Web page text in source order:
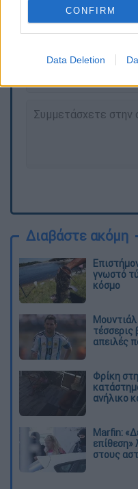
CONFIRM
Data Deletion
Διαβάστε ακόμη
γνωστό
κόσμο
τέσσερις
απειλές
Φρίκη
ανήλικο
Marfin:
επίθεση»
στους